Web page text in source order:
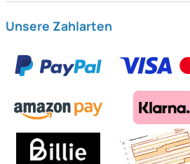
Unsere Zahlarten